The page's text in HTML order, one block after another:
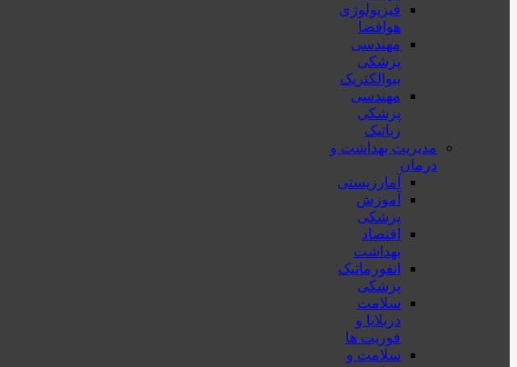
فیزیولوژی
هوافضا
مهندسی
پزشکی
بیوالکتریک
مهندسی
پزشکی
رباتیک
مدیریت بهداشت و
درمان
آمارزیستی
آموزش
پزشکی
اقتصاد
بهداشت
انفورماتیک
پزشکی
سلامت
دربلايا و
فوريت ها
سلامت و